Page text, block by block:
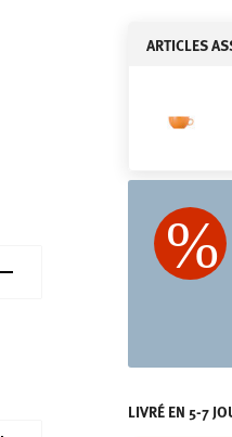
ARTICLES
LIVRÉ EN 5-7